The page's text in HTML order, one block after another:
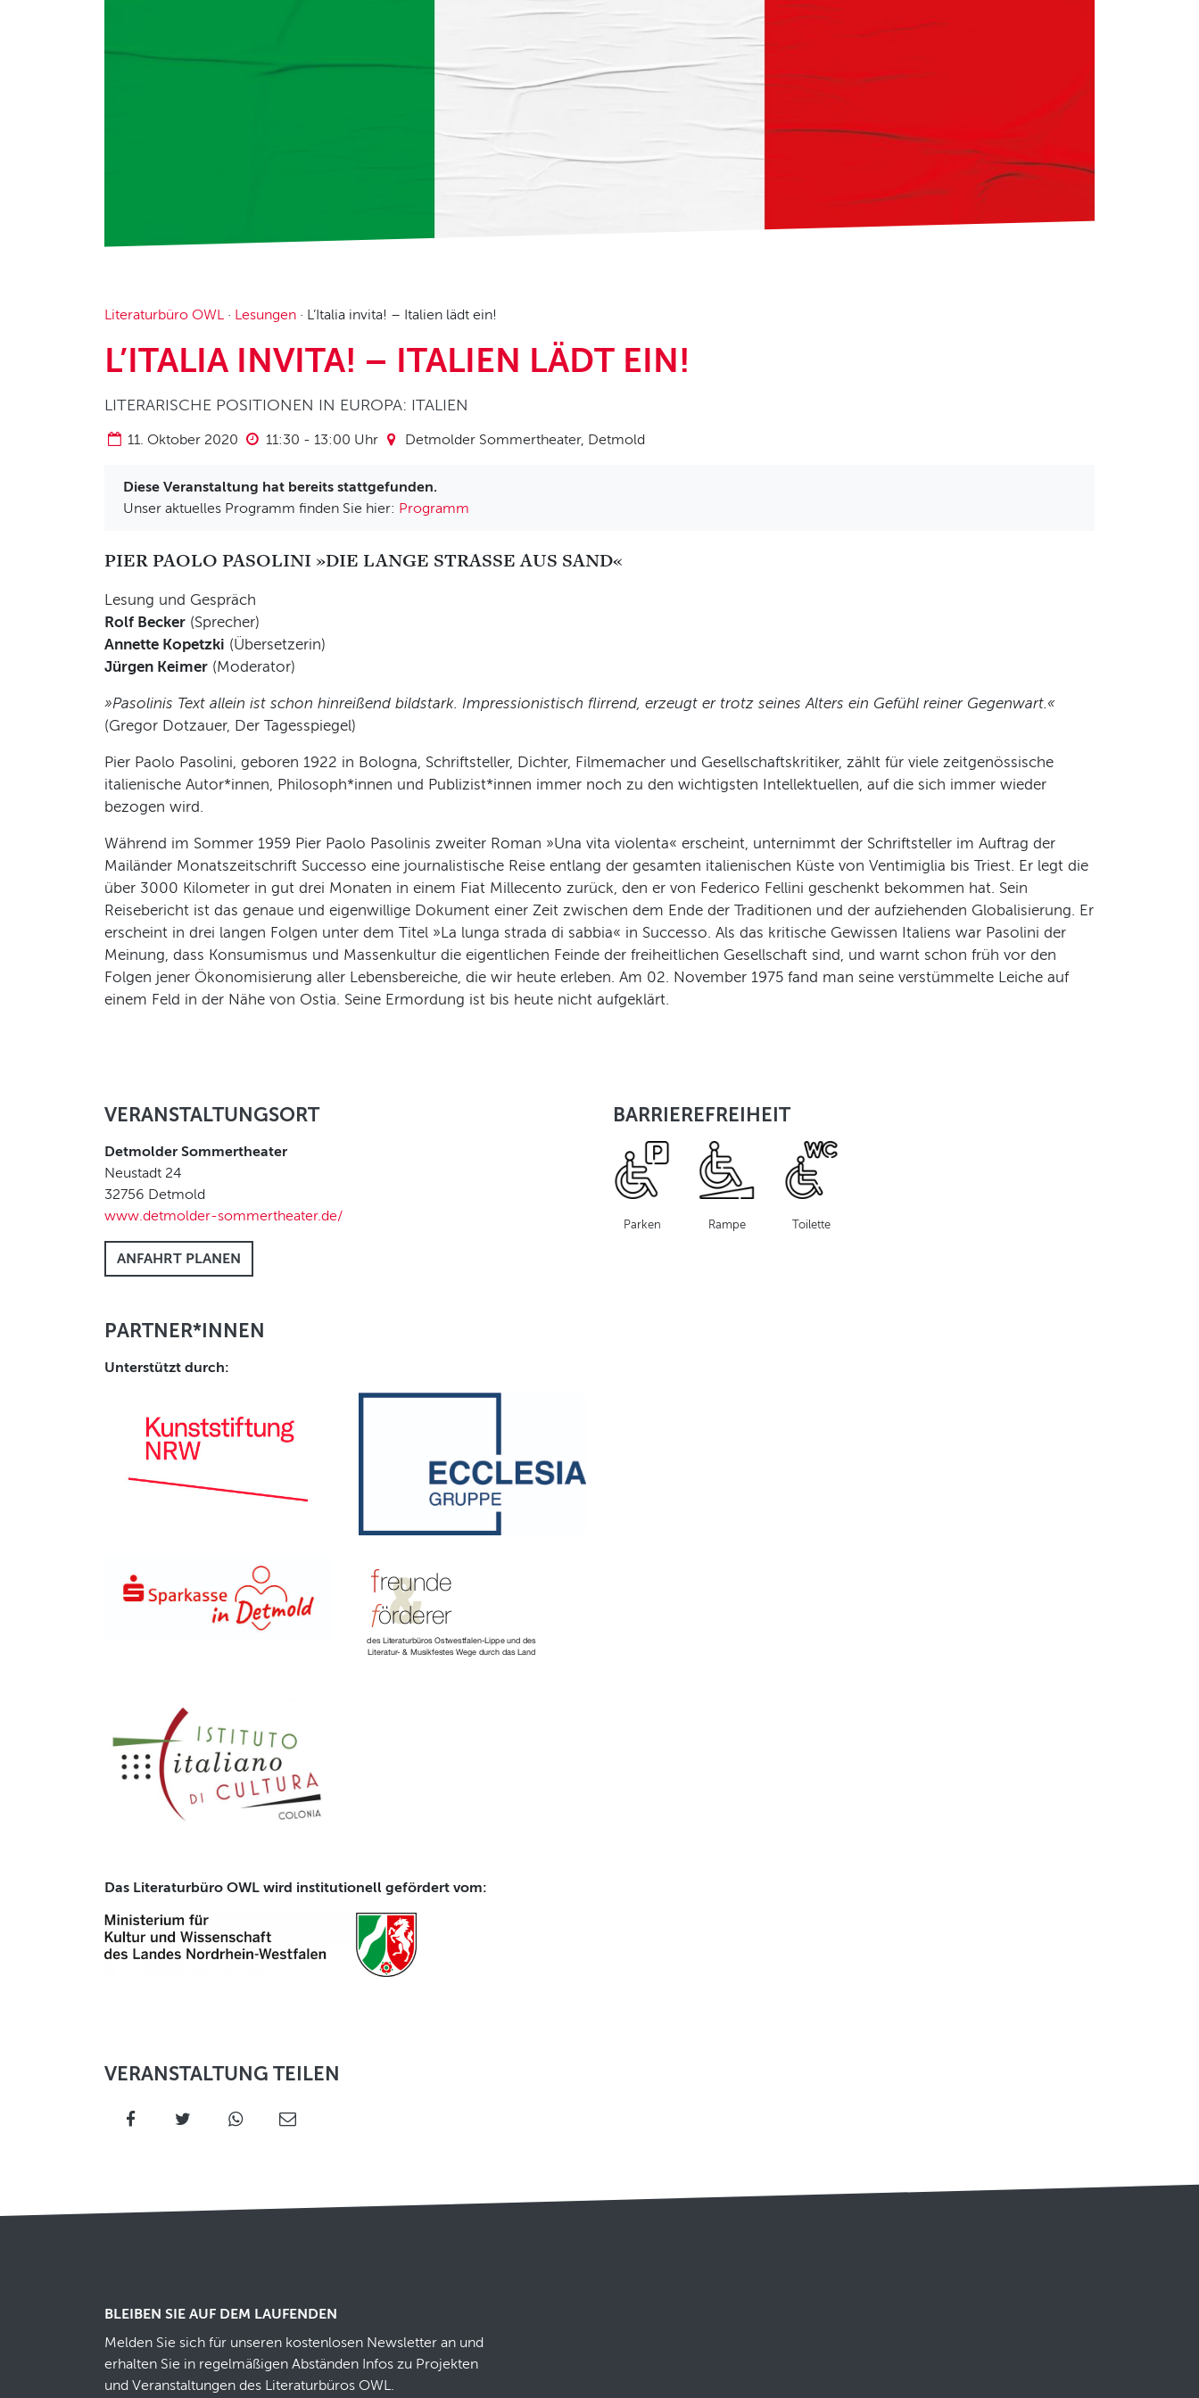
Literaturbüro OWL · Lesungen · L’Italia invita! – Italien lädt ein!
L’ITALIA INVITA! – ITALIEN LÄDT EIN!
LITERARISCHE POSITIONEN IN EUROPA: ITALIEN
11. Oktober 2020 11:30 - 13:00 Uhr Detmolder Sommertheater, Detmold
Diese Veranstaltung hat bereits stattgefunden.
Unser aktuelles Programm finden Sie hier: Programm
PIER PAOLO PASOLINI »DIE LANGE STRASSE AUS SAND«
Lesung und Gespräch
Rolf Becker (Sprecher)
Annette Kopetzki (Übersetzerin)
Jürgen Keimer (Moderator)
»Pasolinis Text allein ist schon hinreißend bildstark. Impressionistisch flirrend, erzeugt er trotz seines Alters ein Gefühl reiner Gegenwart.«
(Gregor Dotzauer, Der Tagesspiegel)
Pier Paolo Pasolini, geboren 1922 in Bologna, Schriftsteller, Dichter, Filmemacher und Gesellschaftskritiker, zählt für viele zeitgenössische
italienische Autor*innen, Philosoph*innen und Publizist*innen immer noch zu den wichtigsten Intellektuellen, auf die sich immer wieder
bezogen wird.
Während im Sommer 1959 Pier Paolo Pasolinis zweiter Roman »Una vita violenta« erscheint, unternimmt der Schriftsteller im Auftrag der
Mailänder Monatszeitschrift Successo eine journalistische Reise entlang der gesamten italienischen Küste von Ventimiglia bis Triest. Er legt die
über 3000 Kilometer in gut drei Monaten in einem Fiat Millecento zurück, den er von Federico Fellini geschenkt bekommen hat. Sein
Reisebericht ist das genaue und eigenwillige Dokument einer Zeit zwischen dem Ende der Traditionen und der aufziehenden Globalisierung. Er
erscheint in drei langen Folgen unter dem Titel »La lunga strada di sabbia« in Successo. Als das kritische Gewissen Italiens war Pasolini der
Meinung, dass Konsumismus und Massenkultur die eigentlichen Feinde der freiheitlichen Gesellschaft sind, und warnt schon früh vor den
Folgen jener Ökonomisierung aller Lebensbereiche, die wir heute erleben. Am 02. November 1975 fand man seine verstümmelte Leiche auf
einem Feld in der Nähe von Ostia. Seine Ermordung ist bis heute nicht aufgeklärt.
VERANSTALTUNGSORT
Detmolder Sommertheater
Neustadt 24
32756 Detmold
www.detmolder-sommertheater.de/
ANFAHRT PLANEN
BARRIEREFREIHEIT
Parken Rampe Toilette
PARTNER*INNEN
Unterstützt durch:
Das Literaturbüro OWL wird institutionell gefördert vom:
VERANSTALTUNG TEILEN
BLEIBEN SIE AUF DEM LAUFENDEN
Melden Sie sich für unseren kostenlosen Newsletter an und
erhalten Sie in regelmäßigen Abständen Infos zu Projekten
und Veranstaltungen des Literaturbüros OWL.